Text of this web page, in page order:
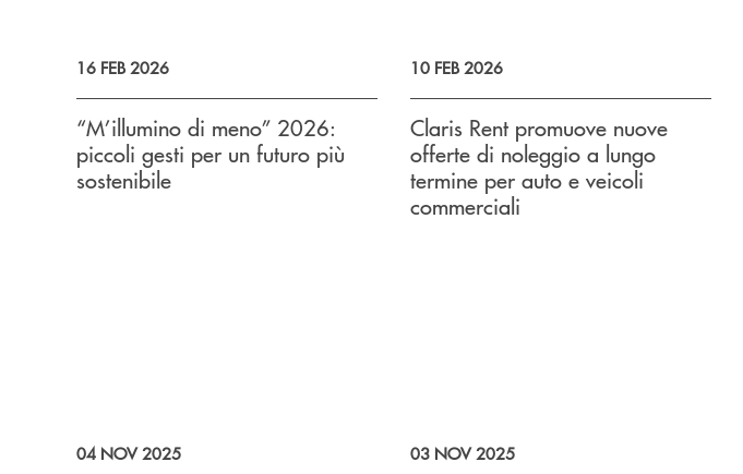
16 FEB 2026
“M’illumino di meno” 2026:
piccoli gesti per un futuro più
sostenibile
10 FEB 2026
Claris Rent promuove nuove
offerte di noleggio a lungo
termine per auto e veicoli
commerciali
04 NOV 2025 03 NOV 2025